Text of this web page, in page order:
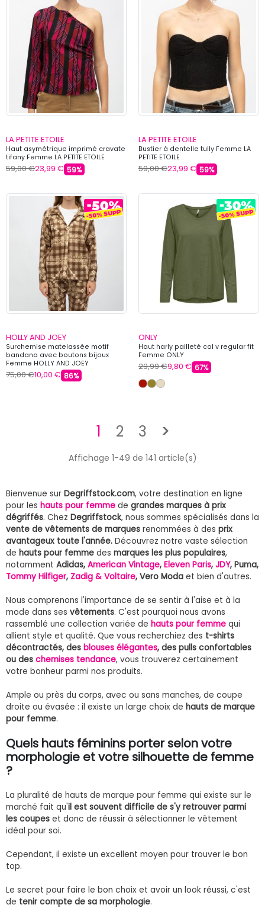
LA PETITE ETOILE
Haut asymétrique imprimé cravate
tifany Femme LA PETITE ETOILE
59,00 €23,99 € 59%
LA PETITE ETOILE
Bustier à dentelle tully Femme LA
PETITE ETOILE
59,00 €23,99 € 59%
HOLLY AND JOEY
Surchemise matelassée motif
bandana avec boutons bijoux
Femme HOLLY AND JOEY
75,00 €10,00 € 86%
ONLY
Haut harly pailleté col v regular fit
Femme ONLY
29,99 €9,80 € 67%
1 2 3 >Suivant
Affichage 1-49 de 141 article(s)
Bienvenue sur Degriffstock.com, votre destination en ligne
pour les hauts pour femme de grandes marques à prix
dégriffés. Chez Degriffstock, nous sommes spécialisés dans la
vente de vêtements de marques renommées à des prix
avantageux toute l'année. Découvrez notre vaste sélection
de hauts pour femme des marques les plus populaires,
notamment Adidas, American Vintage, Eleven Paris, JDY, Puma,
Tommy Hilfiger, Zadig & Voltaire, Vero Moda et bien d'autres.
Nous comprenons l'importance de se sentir à l'aise et à la
mode dans ses vêtements. C'est pourquoi nous avons
rassemblé une collection variée de hauts pour femme qui
allient style et qualité. Que vous recherchiez des t-shirts
décontractés, des blouses élégantes, des pulls confortables
ou des chemises tendance, vous trouverez certainement
votre bonheur parmi nos produits.
Ample ou près du corps, avec ou sans manches, de coupe
droite ou évasée : il existe un large choix de hauts de marque
pour femme.
Quels hauts féminins porter selon votre
morphologie et votre silhouette de femme
?
La pluralité de hauts de marque pour femme qui existe sur le
marché fait qu'il est souvent difficile de s'y retrouver parmi
les coupes et donc de réussir à sélectionner le vêtement
idéal pour soi.
Cependant, il existe un excellent moyen pour trouver le bon
top.
Le secret pour faire le bon choix et avoir un look réussi, c'est
de tenir compte de sa morphologie.